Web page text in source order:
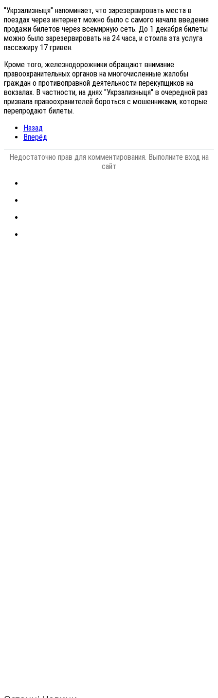
"Укрзализныця" напоминает, что зарезервировать места в
поездах через интернет можно было с самого начала введения
продажи билетов через всемирную сеть. До 1 декабря билеты
можно было зарезервировать на 24 часа, и стоила эта услуга
пассажиру 17 гривен.
Кроме того, железнодорожники обращают внимание
правоохранительных органов на многочисленные жалобы
граждан о противоправной деятельности перекупщиков на
вокзалах. В частности, на днях "Укрзализныця" в очередной раз
призвала правоохранителей бороться с мошенниками, которые
перепродают билеты.
Назад
Вперёд
Недостаточно прав для комментирования. Выполните вход на
сайт